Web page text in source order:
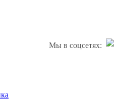
Мы в соцсетях: